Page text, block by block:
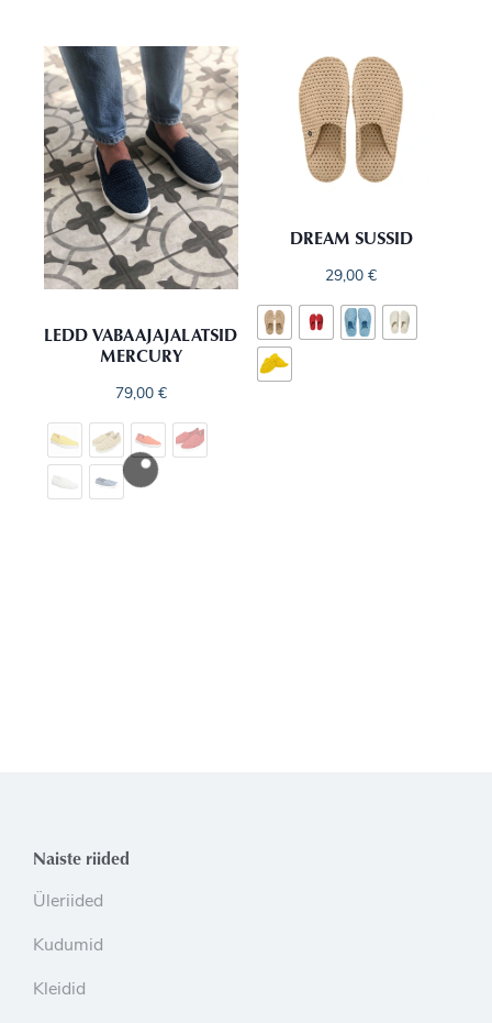
LEDD VABAAJAJALATSID
MERCURY
79,00 €
DREAM SUSSID
29,00€
Naiste riided
Üleriided
Kudumid
Kleidid